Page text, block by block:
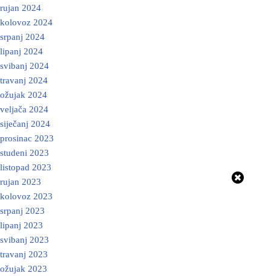
rujan 2024
kolovoz 2024
srpanj 2024
lipanj 2024
svibanj 2024
travanj 2024
ožujak 2024
veljača 2024
siječanj 2024
prosinac 2023
studeni 2023
listopad 2023
rujan 2023
kolovoz 2023
srpanj 2023
lipanj 2023
svibanj 2023
travanj 2023
ožujak 2023